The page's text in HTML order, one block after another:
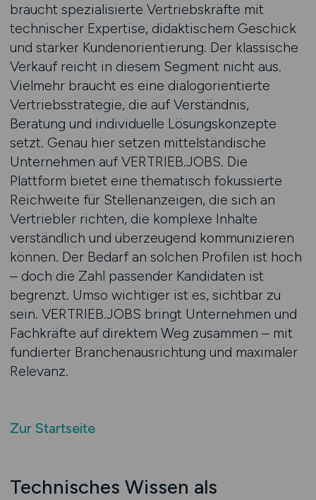
braucht spezialisierte Vertriebskräfte mit
technischer Expertise, didaktischem Geschick
und starker Kundenorientierung. Der klassische
Verkauf reicht in diesem Segment nicht aus.
Vielmehr braucht es eine dialogorientierte
Vertriebsstrategie, die auf Verständnis,
Beratung und individuelle Lösungskonzepte
setzt. Genau hier setzen mittelständische
Unternehmen auf VERTRIEB.JOBS. Die
Plattform bietet eine thematisch fokussierte
Reichweite für Stellenanzeigen, die sich an
Vertriebler richten, die komplexe Inhalte
verständlich und überzeugend kommunizieren
können. Der Bedarf an solchen Profilen ist hoch
– doch die Zahl passender Kandidaten ist
begrenzt. Umso wichtiger ist es, sichtbar zu
sein. VERTRIEB.JOBS bringt Unternehmen und
Fachkräfte auf direktem Weg zusammen – mit
fundierter Branchenausrichtung und maximaler
Relevanz.
Zur Startseite
Technisches Wissen als